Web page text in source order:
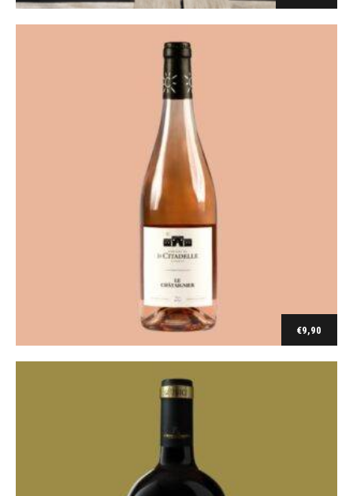
Ajouter au panier
Ajouter au panier
€9,90
Le Vigne di Sammarco
Sumarone Susumaniello Salento IGP 2019
€12,50